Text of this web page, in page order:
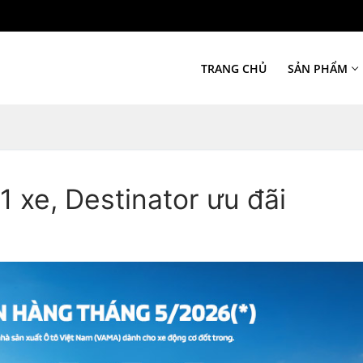
TRANG CHỦ SẢN PHẨM
xe, Destinator ưu đãi